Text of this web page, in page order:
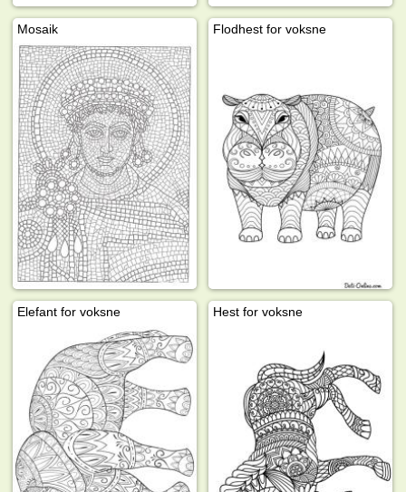
Mosaik Flodhest for voksne
Elefant for voksne Hest for voksne